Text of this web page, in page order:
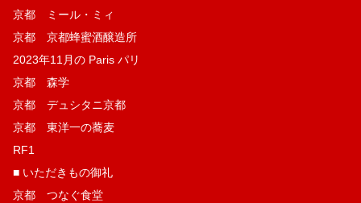
京都 ミール・ミィ
京都 京都蜂蜜酒醸造所
2023年11月の Paris パリ
京都 森学
京都 デュシタニ京都
京都 東洋一の蕎麦
RF1
■ いただきもの御礼
京都 つなぐ食堂